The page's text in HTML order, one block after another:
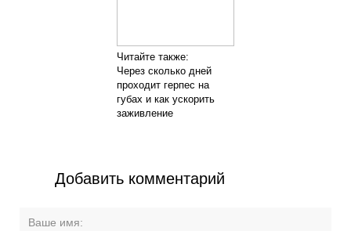
Читайте также:
Через сколько дней
проходит герпес на
губах и как ускорить
заживление
Добавить комментарий